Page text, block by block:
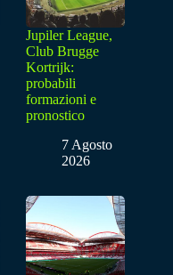
Jupiler League,
Club Brugge
Kortrijk:
probabili
formazioni e
pronostico
7 Agosto
2026